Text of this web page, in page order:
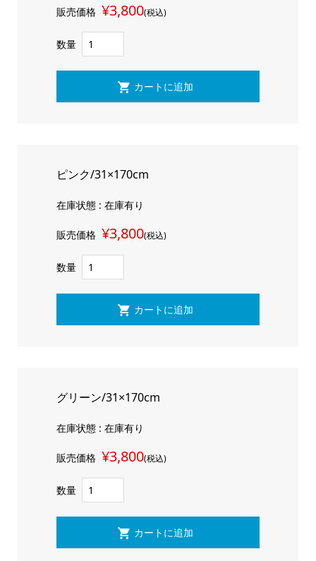
販売価格 ¥3,800(税込)
数量
ピンク/31×170cm
在庫状態 : 在庫有り
販売価格 ¥3,800(税込)
数量
グリーン/31×170cm
在庫状態 : 在庫有り
販売価格 ¥3,800(税込)
数量